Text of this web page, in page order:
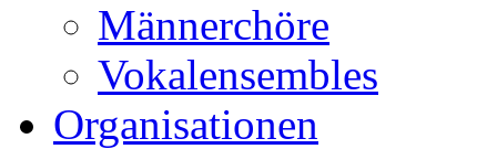
Männerchöre
Vokalensembles
Organisationen